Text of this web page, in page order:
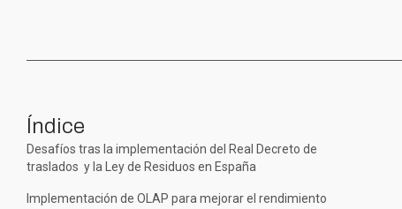
Índice
Desafíos tras la implementación del Real Decreto de
traslados y la Ley de Residuos en España
Implementación de OLAP para mejorar el rendimiento